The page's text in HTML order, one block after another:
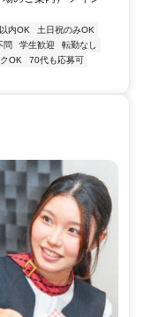
内OK
土日祝のみOK
問 学生歓迎
転勤なし
OK
70代も応募可